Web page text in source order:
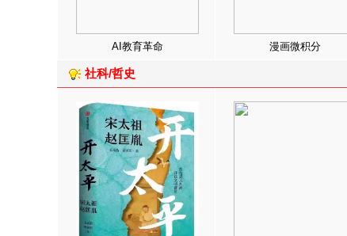
AI教育革命 漫画微积分
社科/哲史